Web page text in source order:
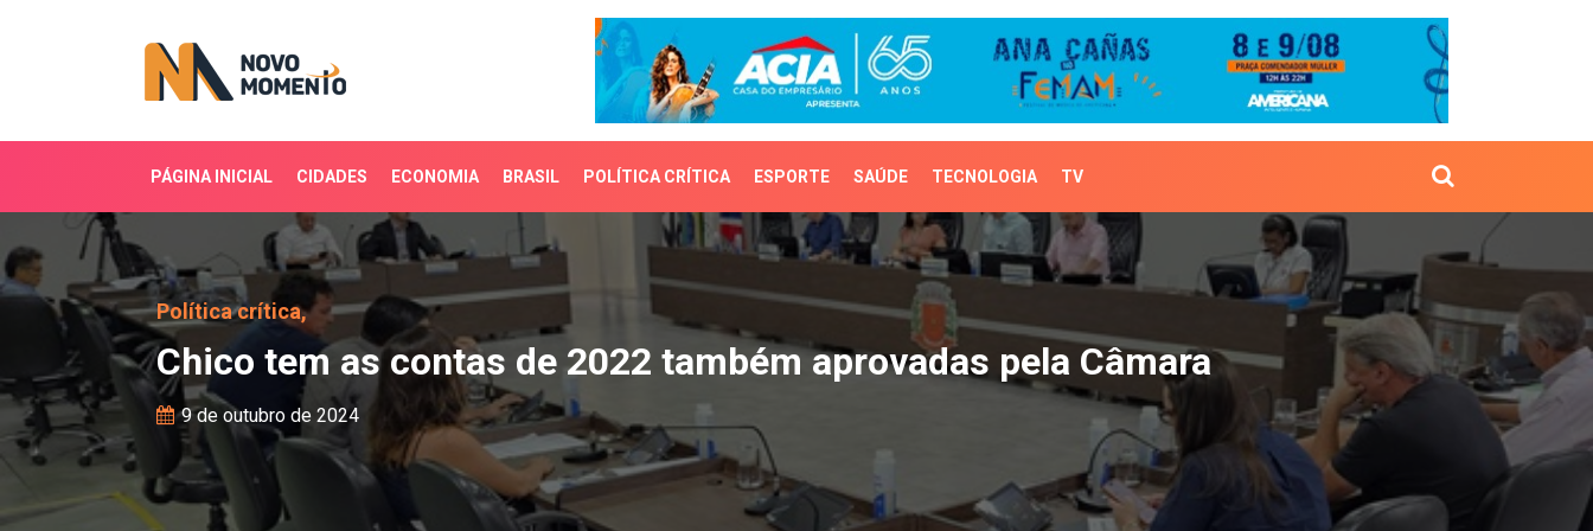
PÁGINA INICIAL CIDADES ECONOMIA BRASIL POLÍTICA CRÍTICA ESPORTE SAÚDE TECNOLOGIA TV
Chico tem as contas de 2022 também aprovadas pela Câmara
Política crítica,
Chico tem as contas de 2022 também aprovadas pela Câmara
9 de outubro de 2024